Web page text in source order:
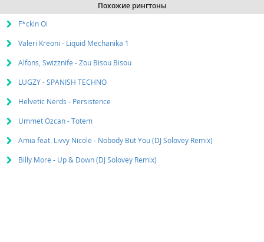
Похожие рингтоны
F*ckin Oi
Valeri Kreoni - Liquid Mechanika 1
Alfons, Swizznife - Zou Bisou Bisou
LUGZY - SPANISH TECHNO
Helvetic Nerds - Persistence
Ummet Ozcan - Totem
Amia feat. Livvy Nicole - Nobody But You (DJ Solovey Remix)
Billy More - Up & Down (DJ Solovey Remix)